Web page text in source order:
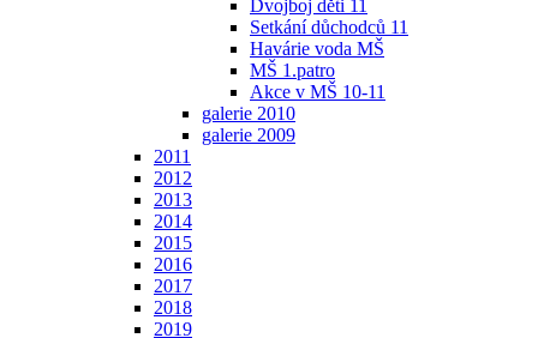
Dvojboj děti 11
Setkání důchodců 11
Havárie voda MŠ
MŠ 1.patro
Akce v MŠ 10-11
galerie 2010
galerie 2009
2011
2012
2013
2014
2015
2016
2017
2018
2019